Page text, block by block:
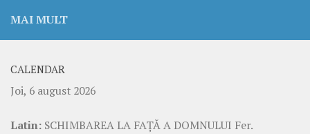
MAI MULT
CALENDAR
Joi, 6 august 2026
Latin: SCHIMBAREA LA FAŢĂ A DOMNULUI Fer.